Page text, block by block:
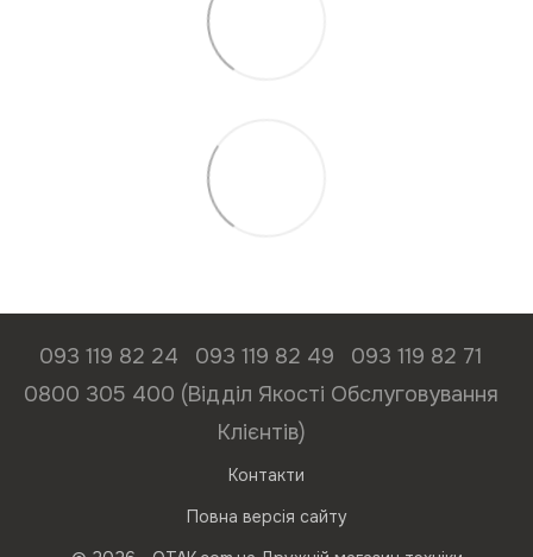
093 119 82 24 093 119 82 49
093 119 82 71
0800 305 400 (Відділ Якості Обслуговування
Клієнтів)
Контакти
Повна версія сайту